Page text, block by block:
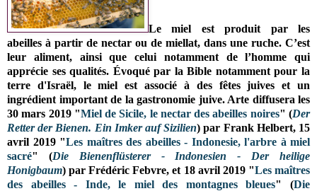
Le miel est produit par les
abeilles à partir de nectar ou de miellat, dans une ruche. C’est
leur aliment, ainsi que celui notamment de l’homme qui
apprécie ses qualités. Évoqué par la Bible notamment pour la
terre d'Israël, le miel est associé à des fêtes juives et un
ingrédient important de la gastronomie juive. Arte diffusera les
30 mars 2019 "Miel de Sicile, le nectar des abeilles noires" (Der
Retter der Bienen. Ein Imker auf Sizilien) par Frank Helbert, 15
avril 2019 "Les maîtres des abeilles - Indonesie, l'arbre à miel
sacré" (Die Bienenflüsterer - Indonesien - Der heilige
Honigbaum) par Frédéric Febvre, et 18 avril 2019 "Les maîtres
des abeilles - Inde, le miel des montagnes bleues" (Die